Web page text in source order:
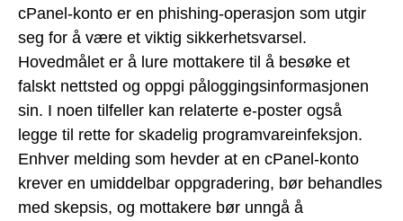
cPanel-konto er en phishing-operasjon som utgir
seg for å være et viktig sikkerhetsvarsel.
Hovedmålet er å lure mottakere til å besøke et
falskt nettsted og oppgi påloggingsinformasjonen
sin. I noen tilfeller kan relaterte e-poster også
legge til rette for skadelig programvareinfeksjon.
Enhver melding som hevder at en cPanel-konto
krever en umiddelbar oppgradering, bør behandles
med skepsis, og mottakere bør unngå å